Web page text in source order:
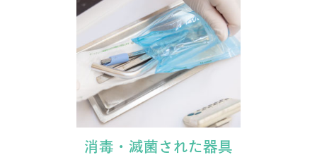
消毒・ 滅菌された器具